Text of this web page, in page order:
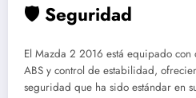
🛡️ Seguridad
El Mazda 2 2016 está equipado
ABS y control de estabilidad,
seguridad que ha sido estándar en